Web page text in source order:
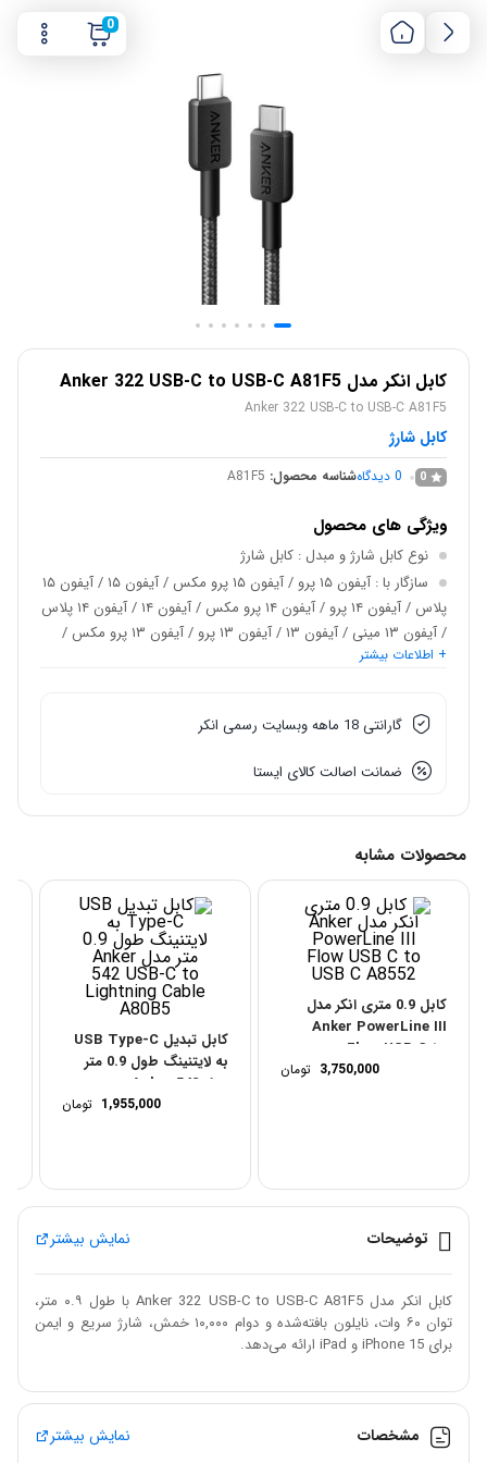
0
کابل انکر مدل Anker 322 USB-C to USB-C A81F5
Anker 322 USB-C to USB-C A81F5
کابل شارژ
0
0 دیدگاهشناسه محصول: A81F5
ویژگی های محصول
نوع کابل شارژ و مبدل : کابل شارژ
سازگار با
: آیفون ۱۵ پرو / آیفون ۱۵ پرو مکس / آیفون ۱۵ / آیفون ۱۵
پلاس / آیفون ۱۴ پرو / آیفون ۱۴ پرو مکس / آیفون ۱۴ / آیفون ۱۴ پلاس
/ آیفون ۱۳ مینی / آیفون ۱۳ / آیفون ۱۳ پرو / آیفون ۱۳ پرو مکس /
مکس
نوع کابل: USB Type-C
جنس کابل: نایلون بافته شده
سایر توضیحات کابل
: مقاوم در برابر کشیدگی و گره خوردن /
استاندارد USB-IF برای شارژ ایمن و مطمئن / سازگار با شارژ سریع /
پشتیبانی از توان ۶۰ وات / طول عمر تا ۱۰ هزار بار خم شدن
+ اطلاعات بیشتر
گارانتی 18 ماهه وبسایت رسمی انکر
ضمانت اصالت کالای ایستا
محصولات مشابه
کابل 0.9 متری انکر مدل
Anker PowerLine III
Flow USB C to...
3,750,000 تومان
کابل تبدیل USB Type-C
به لایتنینگ طول 0.9 متر
مدل Anker 542...
1,955,000 تومان
توضیحات نمایش بیشتر
کابل انکر مدل Anker 322 USB-C to USB-C A81F5 با طول ۰.۹ متر،
توان ۶۰ وات، نایلون بافته‌شده و دوام ۱۰,۰۰۰ خمش، شارژ سریع و ایمن
برای iPhone 15 و iPad ارائه می‌دهد.
کابل انکر مدل Anker 322 USB-C to USB-C A81F5، محصولی از برند
معتبر Anker، با طراحی مقاوم و فناوری پیشرفته، راهکاری ایده‌آل برایمشخصات نمایش بیشتر